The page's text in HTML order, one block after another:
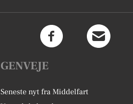
GENVEJE
Seneste nyt fra Middelfart